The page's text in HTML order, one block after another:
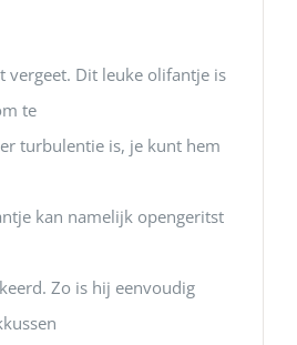
vergeet. Dit leuke olifantje is
te
turbulentie is, je kunt hem
kan namelijk opengeritst
Zo is hij eenvoudig